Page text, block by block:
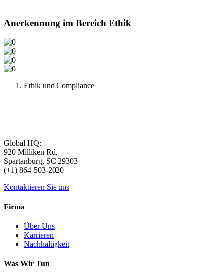
Anerkennung im Bereich Ethik
Ethik und Compliance
Global HQ:
920 Milliken Rd,
Spartanburg, SC 29303
(+1) 864-503-2020
Kontaktieren Sie uns
Firma
Über Uns
Karrieren
Nachhaltigkeit
Was Wir Tun